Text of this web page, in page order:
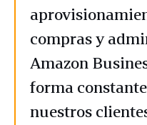
compras y
Amazon
forma
nuestros